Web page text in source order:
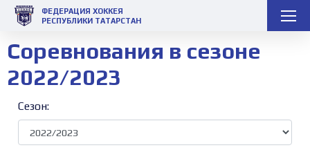
ФЕДЕРАЦИЯ ХОККЕЯ
РЕСПУБЛИКИ ТАТАРСТАН
Соревнования в сезоне
2022/2023
Сезон: